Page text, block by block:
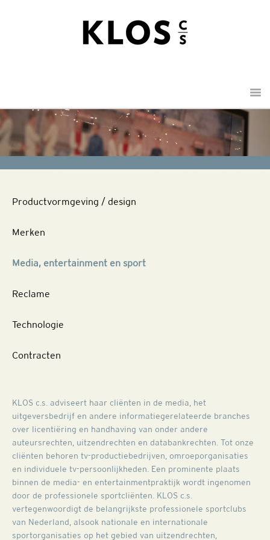
Productvormgeving / design
Merken
Media, entertainment en sport
Reclame
Technologie
Contracten
KLOS c.s. adviseert haar cliënten in de media, het
uitgeversbedrijf en andere informatiegerelateerde branches
over licentiëring en handhaving van onder andere
auteursrechten, uitzendrechten en databankrechten. Tot onze
cliënten behoren tv-productiebedrijven, omroeporganisaties
en individuele tv-persoonlijkheden. Een prominente plaats
binnen de media- en entertainmentpraktijk wordt ingenomen
door de professionele sportcliënten. KLOS c.s.
vertegenwoordigt de belangrijkste professionele sportclubs
van Nederland, alsook nationale en internationale
sportorganisaties op het gebied van uitzendrechten,